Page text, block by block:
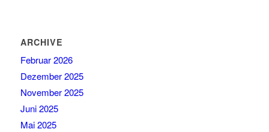
ARCHIVE
Februar 2026
Dezember 2025
November 2025
Juni 2025
Mai 2025